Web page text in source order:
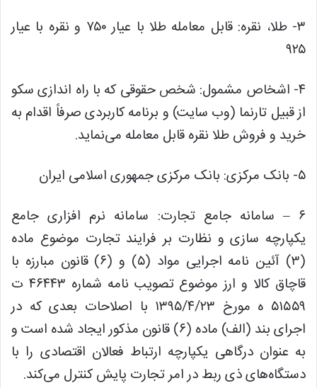
۳- طلا، نقره: قابل معامله طلا با عیار ۷۵۰ و نقره با عیار
۹۲۵
۴- اشخاص مشمول: شخص حقوقی که با راه اندازی سکو
از قبیل تارنما (وب سایت) و برنامه کاربردی صرفاً اقدام به
خرید و فروش طلا نقره قابل معامله می‌نماید.
۵- بانک مرکزی: بانک مرکزی جمهوری اسلامی ایران
۶ – سامانه جامع تجارت: سامانه نرم افزاری جامع
یکپارچه سازی و نظارت بر فرایند تجارت موضوع ماده
(۳) آئین نامه اجرایی مواد (۵) و (۶) قانون مبارزه با
قاچاق کالا و ارز موضوع تصویب نامه شماره ۴۶۴۴۳ ت
۵۱۵۵۹ ه مورخ ۱۳۹۵/۴/۲۳ با اصلاحات بعدی که در
اجرای بند (الف) ماده (۶) قانون مذکور ایجاد شده است و
به عنوان درگاهی یکپارچه ارتباط فعالان اقتصادی را با
دستگاه‌های ذی ربط در امر تجارت پایش کنترل می‌کند.